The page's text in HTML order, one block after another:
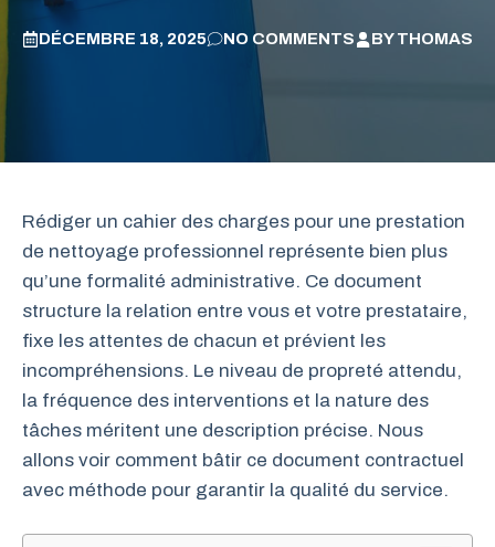
DÉCEMBRE 18, 2025 NO COMMENTS BYTHOMAS
Rédiger un cahier des charges pour une prestation
de nettoyage professionnel représente bien plus
qu’une formalité administrative. Ce document
structure la relation entre vous et votre prestataire,
fixe les attentes de chacun et prévient les
incompréhensions. Le niveau de propreté attendu,
la fréquence des interventions et la nature des
tâches méritent une description précise. Nous
allons voir comment bâtir ce document contractuel
avec méthode pour garantir la qualité du service.